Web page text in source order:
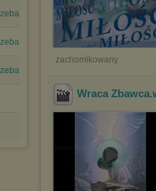
zachomikowany
Wraca Zbawca